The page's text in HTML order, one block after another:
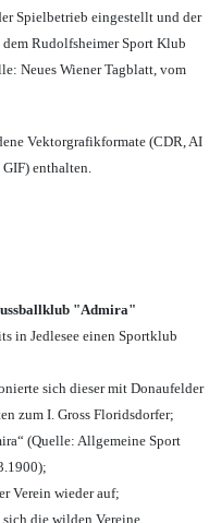
Spielbetrieb eingestellt und der
dem Rudolfsheimer Sport Klub
Neues Wiener Tagblatt, vom
Vektorgrafikformate (CDR, AI
enthalten.
"Admira"
in Jedlesee einen Sportklub
sich dieser mit Donaufelder
zum I. Gross Floridsdorfer;
(Quelle: Allgemeine Sport
Verein wieder auf;
die wilden Vereine